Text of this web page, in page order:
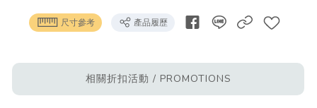
尺寸參考 產品履歷
相關折扣活動 / PROMOTIONS